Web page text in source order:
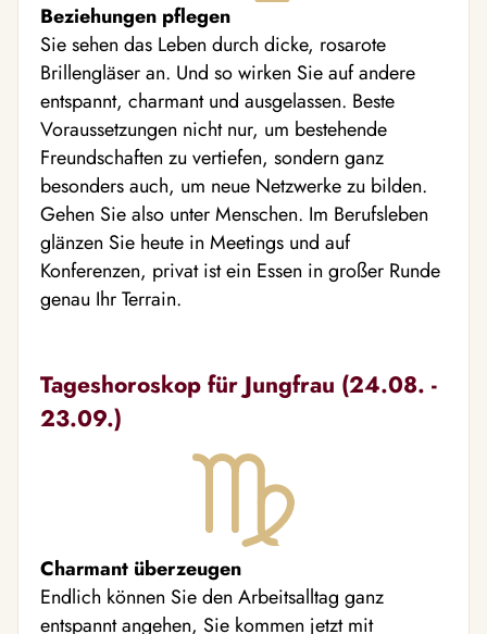
Beziehungen pflegen
Sie sehen das Leben durch dicke, rosarote
Brillengläser an. Und so wirken Sie auf andere
entspannt, charmant und ausgelassen. Beste
Voraussetzungen nicht nur, um bestehende
Freundschaften zu vertiefen, sondern ganz
besonders auch, um neue Netzwerke zu bilden.
Gehen Sie also unter Menschen. Im Berufsleben
glänzen Sie heute in Meetings und auf
Konferenzen, privat ist ein Essen in großer Runde
genau Ihr Terrain.
Tageshoroskop für Jungfrau (24.08. -
23.09.)
Charmant überzeugen
Endlich können Sie den Arbeitsalltag ganz
entspannt angehen, Sie kommen jetzt mit